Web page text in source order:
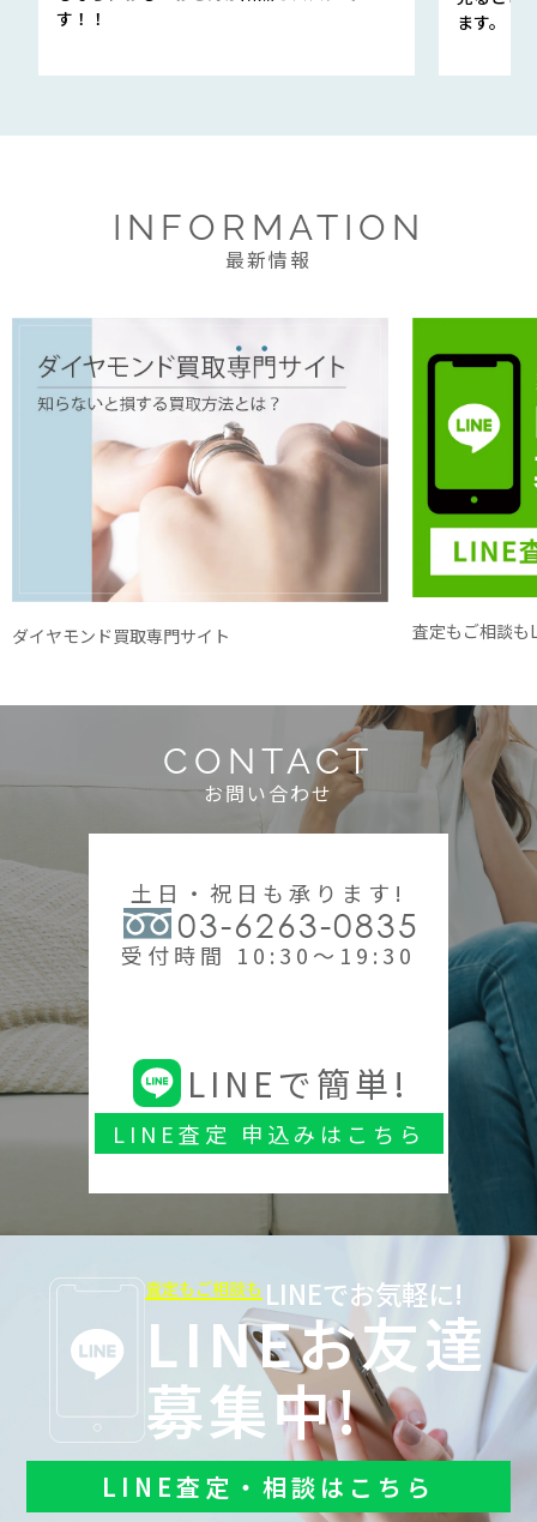
す！！
ます。
INFORMATION
最新情報
ダイヤモンド買取専門サイト 査定もご相談も
CONTACT
お問い合わせ
土日・祝日も承ります!
03-6263-0835
受付時間 10:30～19:30
LINEで簡単!
LINE査定 申込みはこちら
査定もご相談も LINEでお気軽に!
LINEお友達
募集中!
LINE査定・相談はこちら